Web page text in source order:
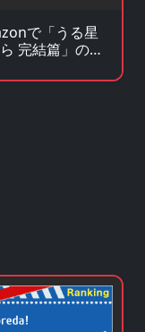
で「うる星
完結篇」のグ